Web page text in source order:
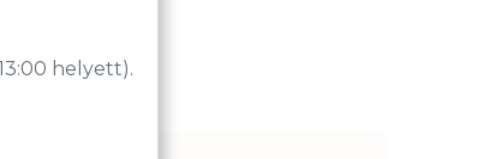
helyett).